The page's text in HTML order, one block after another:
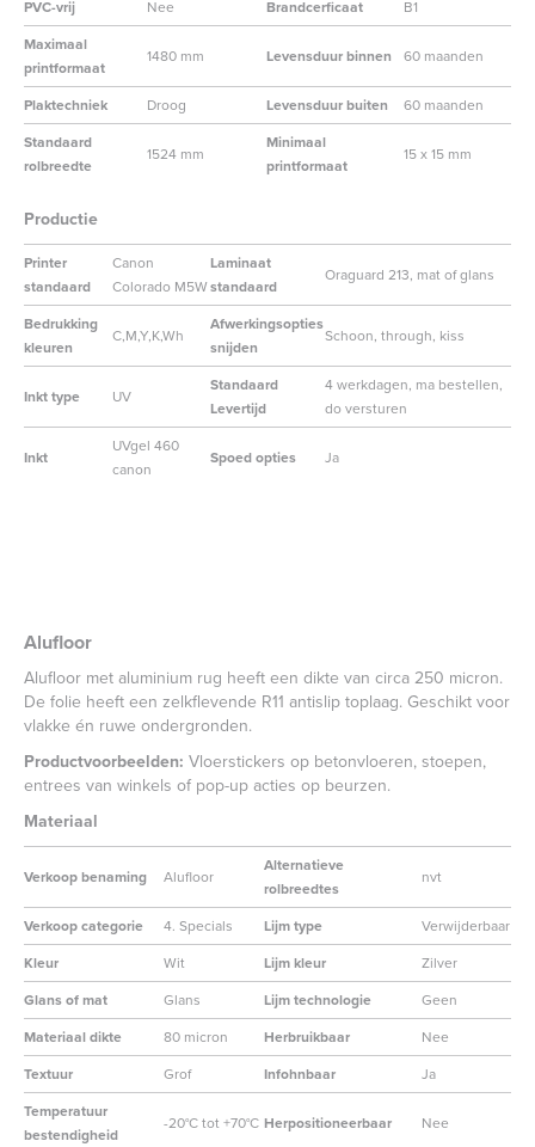
PVC-vrij Nee Brandcerficaat
B1
Maximaal
printformaat
1480 mm Levensduur binnen 60 maanden
Plaktechniek Droog Levensduur buiten
60 maanden
Standaard
rolbreedte
1524 mm
Minimaal
printformaat
15 x 15 mm
Productie
Printer
standaard
Canon
Colorado M5W
Laminaat
standaard
Oraguard 213, mat of glans
Bedrukking
kleuren
C,M,Y,K,Wh
Afwerkingsopties
snijden
Schoon, through, kiss
Inkt type UV
Standaard
Levertijd
4 werkdagen, ma bestellen,
do versturen
Inkt
UVgel 460
canon
Spoed opties Ja
Alufloor
Alufloor met aluminium rug heeft een dikte van circa 250 micron.
De folie heeft een zelkflevende R11 antislip toplaag. Geschikt voor
vlakke én ruwe ondergronden.
Productvoorbeelden: Vloerstickers op betonvloeren, stoepen,
entrees van winkels of pop-up acties op beurzen.
Materiaal
Verkoop benaming Alufloor
Alternatieve
rolbreedtes
nvt
Verkoop categorie 4. Specials Lijm type
Verwijderbaar
Kleur
Wit Lijm kleur
Zilver
Glans of mat
Glans Lijm technologie
Geen
Materiaal dikte
80 micron Herbruikbaar
Nee
Textuur
Grof Infohnbaar
Ja
Temperatuur
bestendigheid
-20°C tot +70°C Herpositioneerbaar Nee